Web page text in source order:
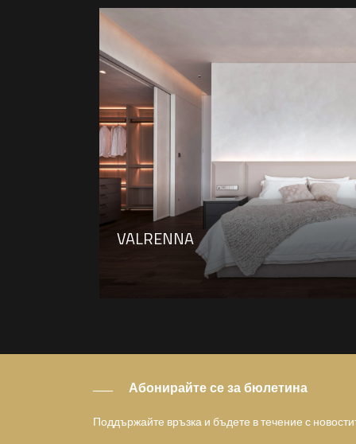
VALRENNA
Абонирайте се за бюлетина
Поддържайте връзка и бъдете в течение с